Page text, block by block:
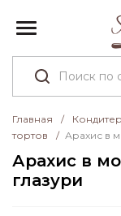
Главная /
тортов
/ Арахис в
Арахис в
глазури